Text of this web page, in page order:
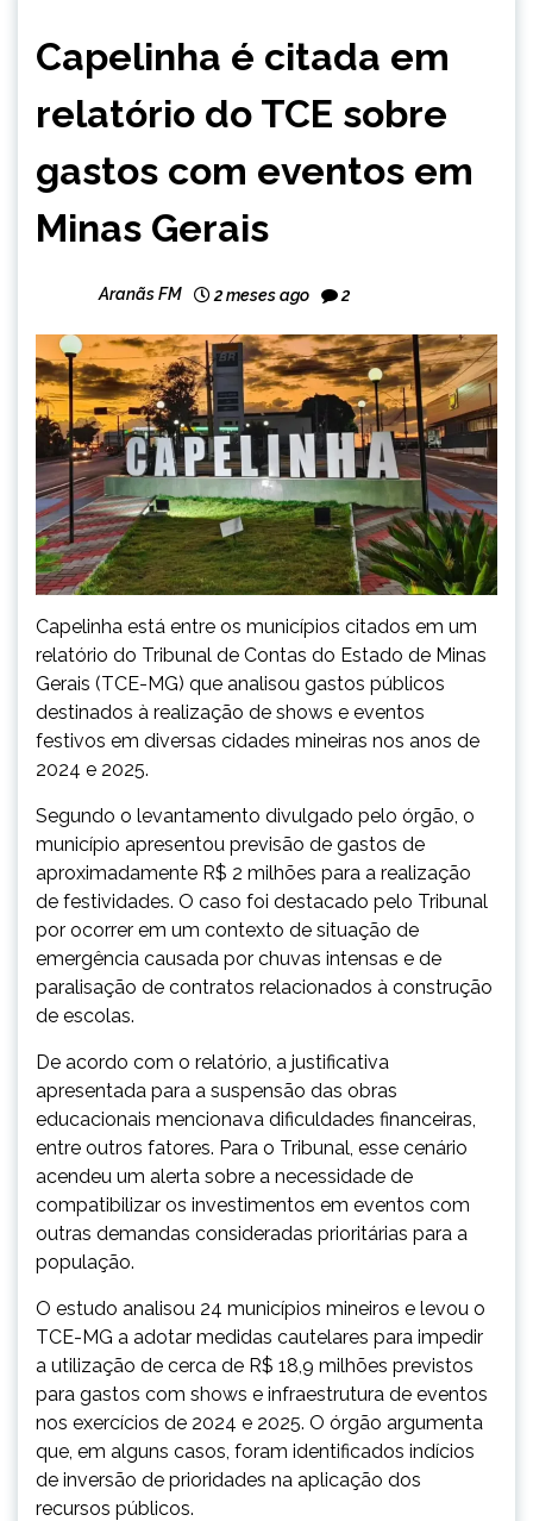
NOTÍCIAS
Capelinha é citada em
relatório do TCE sobre
gastos com eventos em
Minas Gerais
Aranãs FM 2 meses ago 2
Capelinha está entre os municípios citados em um
relatório do Tribunal de Contas do Estado de Minas
Gerais (TCE-MG) que analisou gastos públicos
destinados à realização de shows e eventos
festivos em diversas cidades mineiras nos anos de
2024 e 2025.
Segundo o levantamento divulgado pelo órgão, o
município apresentou previsão de gastos de
aproximadamente R$ 2 milhões para a realização
de festividades. O caso foi destacado pelo Tribunal
por ocorrer em um contexto de situação de
emergência causada por chuvas intensas e de
paralisação de contratos relacionados à construção
de escolas.
De acordo com o relatório, a justificativa
apresentada para a suspensão das obras
educacionais mencionava dificuldades financeiras,
entre outros fatores. Para o Tribunal, esse cenário
acendeu um alerta sobre a necessidade de
compatibilizar os investimentos em eventos com
outras demandas consideradas prioritárias para a
população.
O estudo analisou 24 municípios mineiros e levou o
TCE-MG a adotar medidas cautelares para impedir
a utilização de cerca de R$ 18,9 milhões previstos
para gastos com shows e infraestrutura de eventos
nos exercícios de 2024 e 2025. O órgão argumenta
que, em alguns casos, foram identificados indícios
de inversão de prioridades na aplicação dos
recursos públicos.